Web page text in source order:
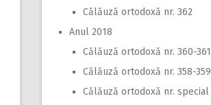
Călăuză ortodoxă nr. 362
Anul 2018
Călăuză ortodoxă nr. 360-361
Călăuză ortodoxă nr. 358-359
Călăuză ortodoxă nr. special